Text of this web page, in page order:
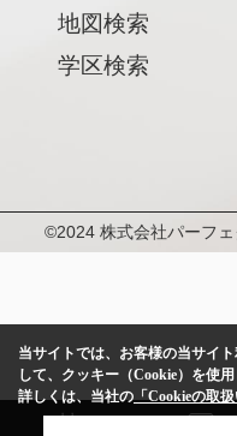
地図検索
学区検索
©2024 株式会社パーフ
当サイトでは、お客様の当サイ
して、クッキー（Cookie）を使用
詳しくは、当社の「Cookieの取